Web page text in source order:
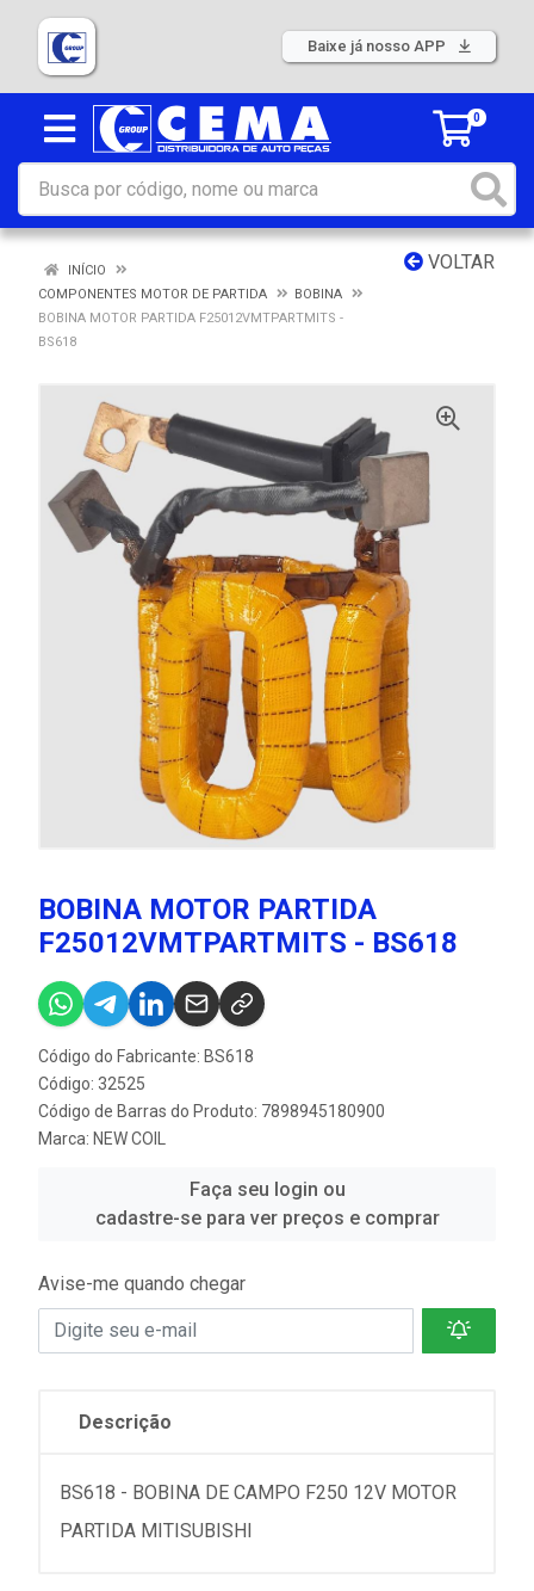
Baixe já nosso APP
0
VOLTAR
INÍCIO
COMPONENTES MOTOR DE PARTIDA
BOBINA
BOBINA MOTOR PARTIDA F25012VMTPARTMITS -
BS618
BOBINA MOTOR PARTIDA
F25012VMTPARTMITS - BS618
Código do Fabricante: BS618
Código: 32525
Código de Barras do Produto: 7898945180900
Marca: NEW COIL
Faça seu login ou
cadastre-se para ver preços e comprar
Avise-me quando chegar
Descrição
BS618 - BOBINA DE CAMPO F250 12V MOTOR
PARTIDA MITISUBISHI